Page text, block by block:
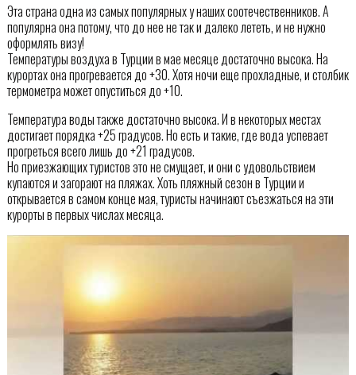
Эта страна одна из самых популярных у наших соотечественников. А
популярна она потому, что до нее не так и далеко лететь, и не нужно
оформлять визу!
Температуры воздуха в Турции в мае месяце достаточно высока. На
курортах она прогревается до +30. Хотя ночи еще прохладные, и столбик
термометра может опуститься до +10.
Температура воды также достаточно высока. И в некоторых местах
достигает порядка +25 градусов. Но есть и такие, где вода успевает
прогреться всего лишь до +21 градусов.
Но приезжающих туристов это не смущает, и они с удовольствием
купаются и загорают на пляжах. Хоть пляжный сезон в Турции и
открывается в самом конце мая, туристы начинают съезжаться на эти
курорты в первых числах месяца.